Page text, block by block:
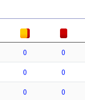
0 0
0 0
0 0